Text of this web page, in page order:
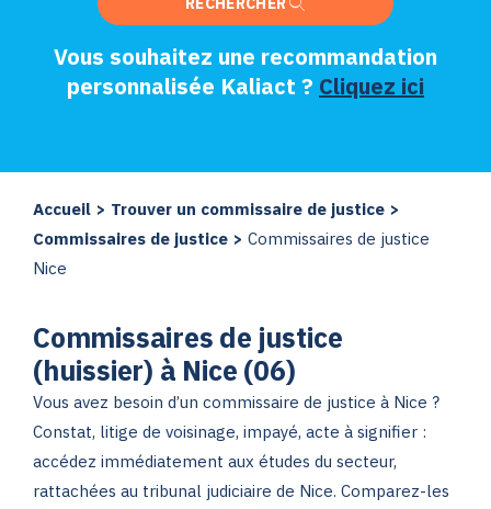
Vous souhaitez une recommandation
personnalisée Kaliact ? Cliquez ici
Accueil > Trouver un commissaire de justice >
Commissaires de justice > Commissaires de justice
Nice
Commissaires de justice
(huissier) à Nice (06)
Vous avez besoin d’un commissaire de justice à Nice ?
Constat, litige de voisinage, impayé, acte à signifier :
accédez immédiatement aux études du secteur,
rattachées au tribunal judiciaire de Nice. Comparez-les